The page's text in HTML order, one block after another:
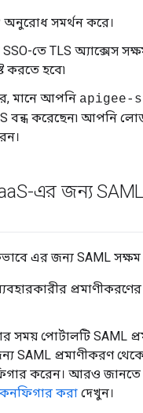
অনুরোধ সমর্থন করে।
তে TLS অ্যাক্সেস
করতে হবে৷
মানে আপনি apigee-
বন্ধ করেছেন৷ আপনি
S-এর জন্য
এর জন্য SAML
পোর্টালটি SAML
SAML প্রমাণীকরণ
করেন। আরও জানতে
কনফিগার করা দেখুন।